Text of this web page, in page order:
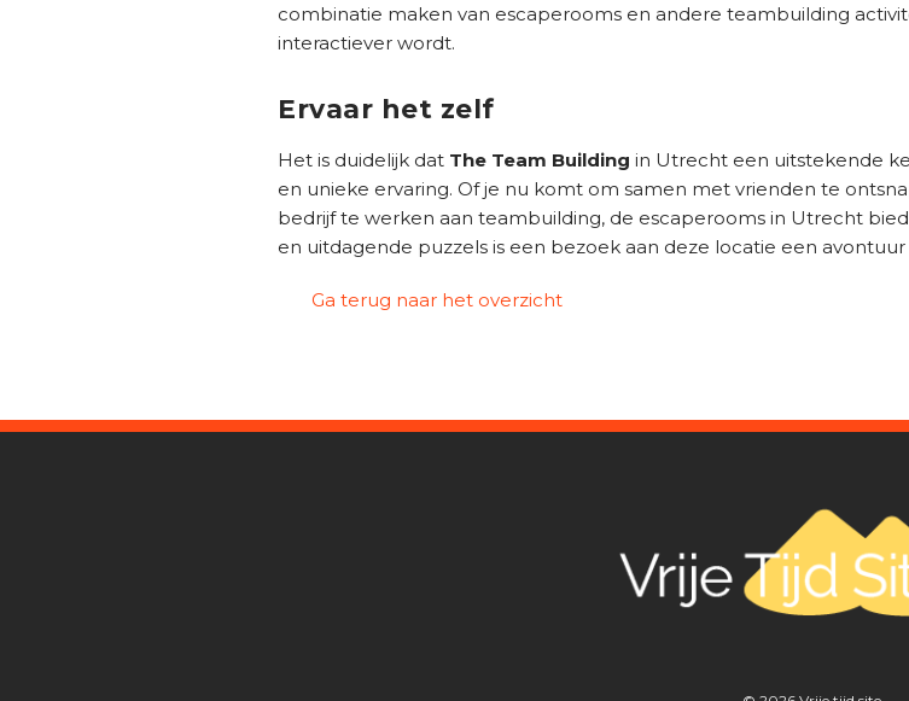
combinatie maken van escaperooms en andere teambuilding
interactiever wordt.
Ervaar het zelf
Het is duidelijk dat The Team Building in Utrecht een uitstekende
en unieke ervaring. Of je nu komt om samen met vrienden te
bedrijf te werken aan teambuilding, de escaperooms in Utrecht
en uitdagende puzzels is een bezoek aan deze locatie een
Ga terug naar het overzicht